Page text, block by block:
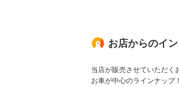
お店からのイ
当店が販売させていただく
お車が中心のラインナップ